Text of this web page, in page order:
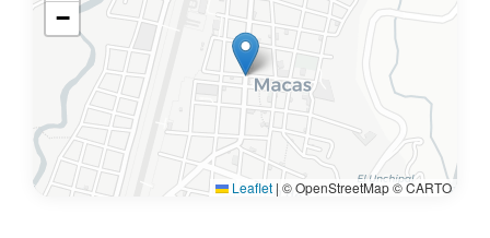
−
Leaflet | © OpenStreetMap © CARTO